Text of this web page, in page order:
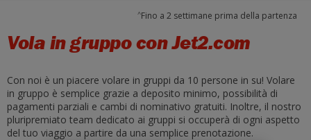
^Fino a 2 settimane prima della partenza
Vola in gruppo con Jet2.com
Con noi è un piacere volare in gruppi da 10 persone in su! Volare
in gruppo è semplice grazie a deposito minimo, possibilità di
pagamenti parziali e cambi di nominativo gratuiti. Inoltre, il nostro
pluripremiato team dedicato ai gruppi si occuperà di ogni aspetto
del tuo viaggio a partire da una semplice prenotazione.